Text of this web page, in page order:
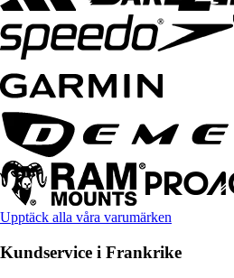
Upptäck alla våra varumärken
Kundservice i Frankrike